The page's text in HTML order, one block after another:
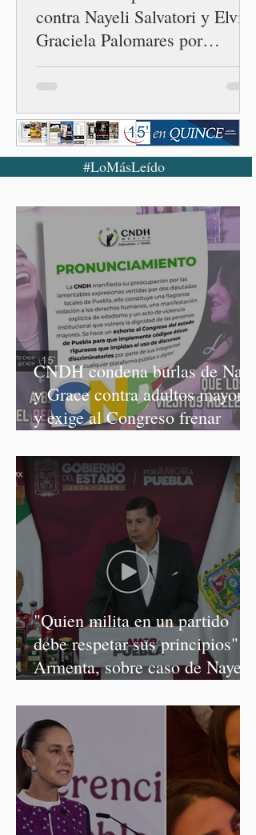
contra Nayeli Salvatori y Elvia
Graciela Palomares por
discriminación y burlas
#LoMásLeído
CNDH condena burlas de Nay
y Grace contra adultos mayores
y exige al Congreso frenar
"Quien milita en un partido
debe respetar sus principios":
Armenta, sobre caso de Nayeli